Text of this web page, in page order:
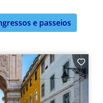
e passeios